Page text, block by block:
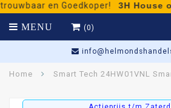
en Goedkoper!3H House of
MENU (0)
Home Smart Tech 24HW01VNL